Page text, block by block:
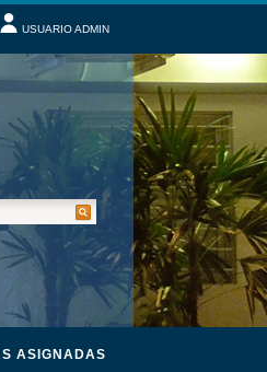
USUARIO ADMIN
ASIGNADAS